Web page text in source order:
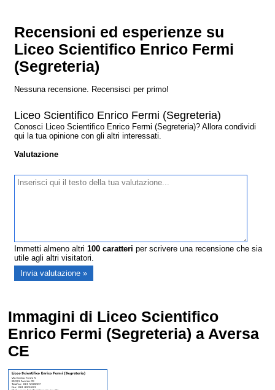
Recensioni ed esperienze su
Liceo Scientifico Enrico Fermi
(Segreteria)
Nessuna recensione. Recensisci per primo!
Liceo Scientifico Enrico Fermi (Segreteria)
Conosci Liceo Scientifico Enrico Fermi (Segreteria)? Allora condividi
qui la tua opinione con gli altri interessati.
Valutazione
Immetti almeno altri100 caratteri per scrivere una recensione che sia
utile agli altri visitatori.
Immagini di Liceo Scientifico
Enrico Fermi (Segreteria) a Aversa
CE